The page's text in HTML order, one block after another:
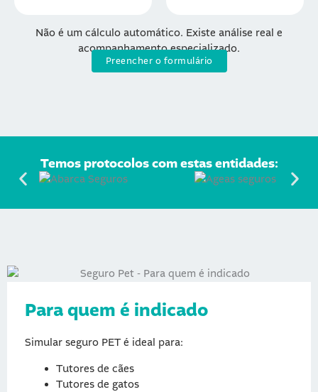
Não é um cálculo automático. Existe análise real e
acompanhamento especializado.
Preencher o formulário
Temos protocolos com estas entidades:
Para quem é indicado
Simular seguro PET é ideal para:
Tutores de cães
Tutores de gatos